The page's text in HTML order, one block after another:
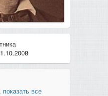
показать все